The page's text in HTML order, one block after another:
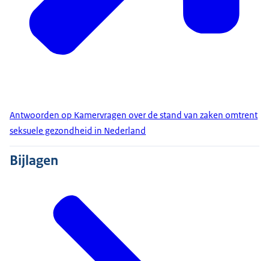
Antwoorden op Kamervragen over de stand van zaken omtrent
seksuele gezondheid in Nederland
Bijlagen